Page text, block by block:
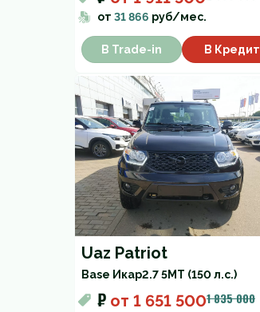
от 31 866 руб/мес.
В Trade-in В Кредит
Uaz Patriot
Base Икар2.7 5МТ (150 л.с.)
₽ от 1 651 5001 835 000